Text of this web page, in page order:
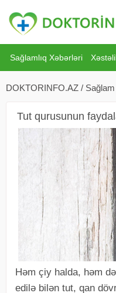
Sağlamlıq Xəbərləri
DOKTORINFO.AZ /
Tut qurusunun
Həm çiy halda, həm
edilə bilən tut, qan